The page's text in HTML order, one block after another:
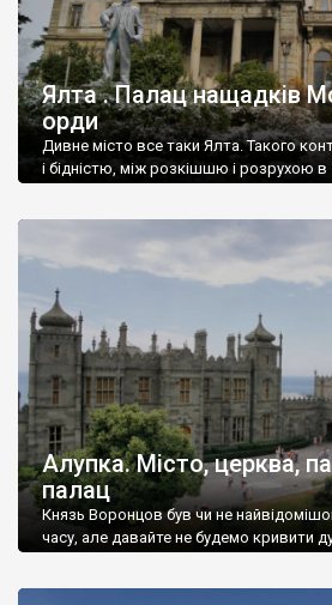
Ялта . Палац нащадків
орди
Дивне місто все таки Ялта. Такого
і бідністю, між розкішшю і розрухою в
Алупка. Місто, церква,
палац
Князь Воронцов був чи не
часу, але давайте не будемо кривити